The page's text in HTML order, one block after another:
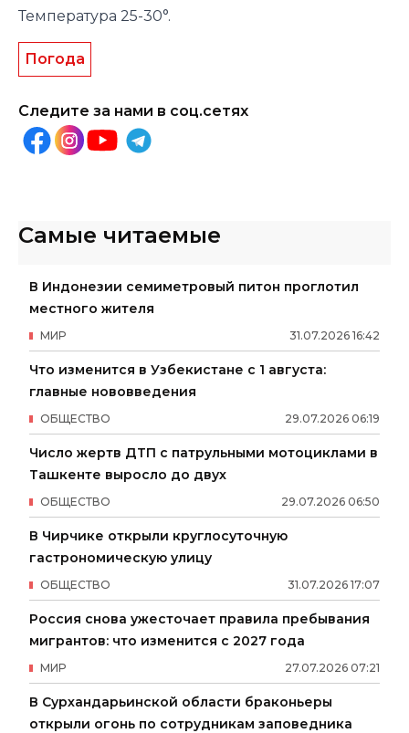
Температура 25-30°.
Погода
Следите за нами в соц.сетях
Самые читаемые
В Индонезии семиметровый питон проглотил
местного жителя
31.07.2026 16:42
МИР
Что изменится в Узбекистане с 1 августа:
главные нововведения
29.07.2026 06:19
ОБЩЕСТВО
Число жертв ДТП с патрульными мотоциклами в
Ташкенте выросло до двух
29.07.2026 06:50
ОБЩЕСТВО
В Чирчике открыли круглосуточную
гастрономическую улицу
31.07.2026 17:07
ОБЩЕСТВО
Россия снова ужесточает правила пребывания
мигрантов: что изменится с 2027 года
27.07.2026 07:21
МИР
В Сурхандарьинской области браконьеры
открыли огонь по сотрудникам заповедника